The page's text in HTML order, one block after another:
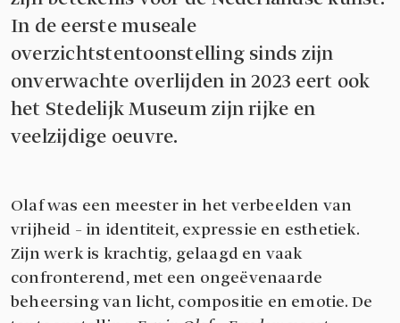
In de eerste museale
overzichtstentoonstelling sinds zijn
onverwachte overlijden in 2023 eert ook
het Stedelijk Museum zijn rijke en
veelzijdige oeuvre.
Olaf was een meester in het verbeelden van
vrijheid – in identiteit, expressie en esthetiek.
Zijn werk is krachtig, gelaagd en vaak
confronterend, met een ongeëvenaarde
beheersing van licht, compositie en emotie. De